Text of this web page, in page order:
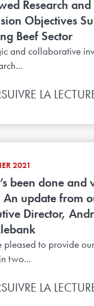
Research and
Objectives
Beef Sector
and collaborative
LA
2021
been done and
An update from
Director,
pleased to provide
two...
LA